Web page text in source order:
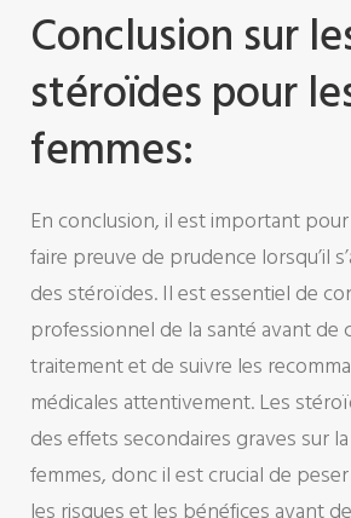
Conclusion sur
stéroïdes pour
femmes:
En conclusion, il est important
faire preuve de prudence lorsqu’il
des stéroïdes. Il est essentiel de
professionnel de la santé avant
traitement et de suivre les
médicales attentivement. Les
des effets secondaires graves sur
femmes, donc il est crucial de